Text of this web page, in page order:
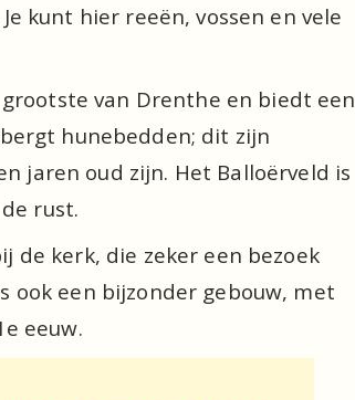
kunt hier reeën, vossen en vele
van Drenthe en biedt een
hunebedden; dit zijn
jaren oud zijn. Het Balloërveld is
rust.
de kerk, die zeker een bezoek
ook een bijzonder gebouw, met
eeuw.